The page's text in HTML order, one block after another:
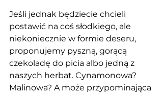
Jeśli jednak będziecie chcieli
postawić na coś słodkiego, ale
niekoniecznie w formie deseru,
proponujemy pyszną, gorącą
czekoladę do picia albo jedną z
naszych herbat. Cynamonowa?
Malinowa? A może przypominająca